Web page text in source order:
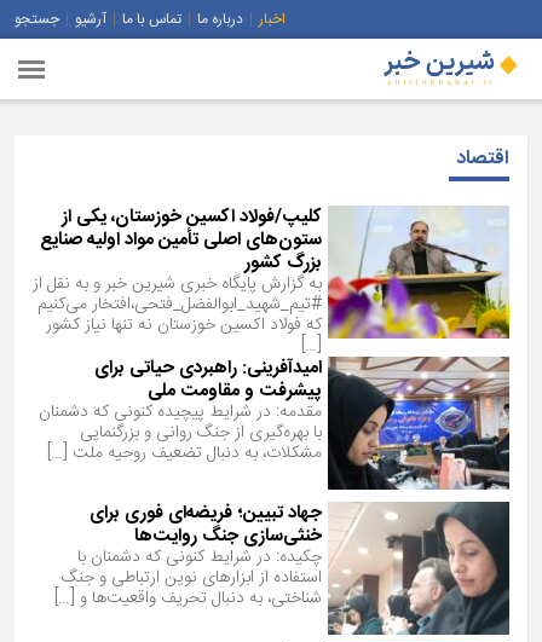
اخبار درباره ما تماس با ما آرشیو جستجو
اقتصاد
کلیپ/فولاد اکسین خوزستان، یکی از
ستون‌های اصلی تأمین مواد اولیه صنایع
بزرگ کشور
به گزارش پایگاه خبری شیرین خبر و به نقل از
#تیم_شهید_ابوالفضل_فتحی،افتخار می‌کنیم
که فولاد اکسین خوزستان نه تنها نیاز کشور
[…]
امیدآفرینی: راهبردی حیاتی برای
پیشرفت و مقاومت ملی
مقدمه: در شرایط پیچیده کنونی که دشمنان
با بهره‌گیری از جنگ روانی و بزرگنمایی
مشکلات، به دنبال تضعیف روحیه ملت […]
جهاد تبیین؛ فریضه‌ای فوری برای
خنثی‌سازی جنگ روایت‌ها
چکیده: در شرایط کنونی که دشمنان با
استفاده از ابزارهای نوین ارتباطی و جنگ
شناختی، به دنبال تحریف واقعیت‌ها و […]